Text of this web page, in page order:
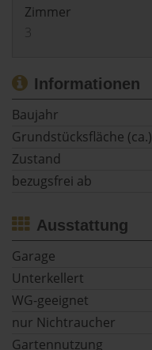
Zimmer
3
Informationen
Baujahr
Grundstücksfläche (ca.)
Zustand
bezugsfrei ab
Ausstattung
Garage
Unterkellert
WG-geeignet
nur Nichtraucher
Gartennutzung